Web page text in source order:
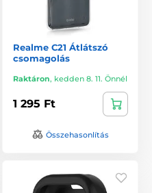
Realme C21 Átlátszó
csomagolás
Raktáron, kedden 8. 11. Önnél
1 295 Ft
Összehasonlítás